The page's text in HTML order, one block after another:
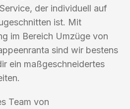
der individuell auf
ist. Mit
im Bereich Umzüge von
sind wir bestens
ein maßgeschneidertes
Team von